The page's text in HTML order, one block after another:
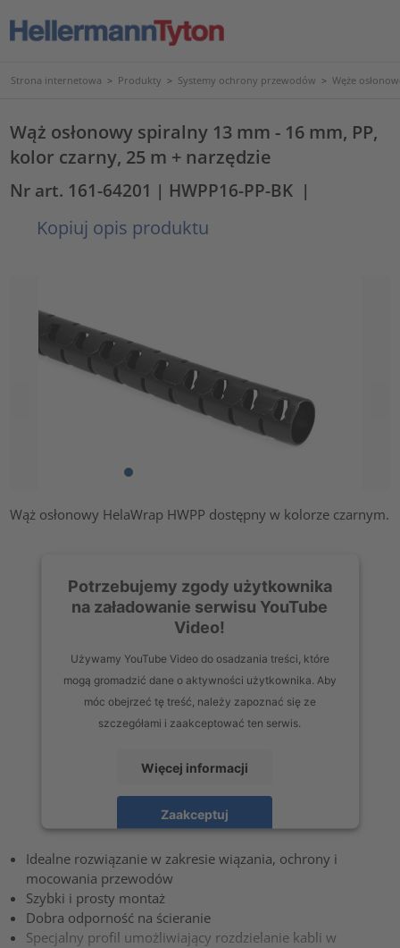
Strona internetowa > Produkty > Systemy ochrony przewodów > Węże
Wąż osłonowy spiralny 13 mm - 16 mm, PP,
kolor czarny, 25 m + narzędzie
Nr art. 161-64201 | HWPP16-PP-BK |
Kopiuj opis produktu
Wąż osłonowy HelaWrap HWPP dostępny w kolorze czarnym.
Potrzebujemy zgody użytkownika
na załadowanie serwisu YouTube
Video!
Używamy YouTube Video do osadzania treści, które
mogą gromadzić dane o aktywności użytkownika. Aby
móc obejrzeć tę treść, należy zapoznać się ze
szczegółami i zaakceptować ten serwis.
Więcej informacji
Zaakceptuj
Idealne rozwiązanie w zakresie wiązania, ochrony i
mocowania przewodów
Szybki i prosty montaż
Dobra odporność na ścieranie
Specjalny profil umożliwiający rozdzielanie kabli w